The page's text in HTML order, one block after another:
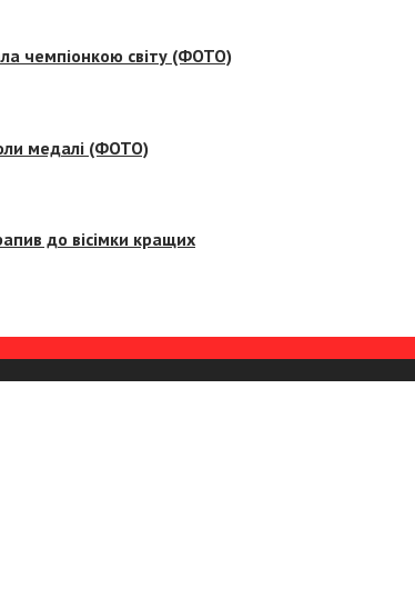
чемпіонкою світу (ФОТО)
медалі (ФОТО)
до вісімки кращих